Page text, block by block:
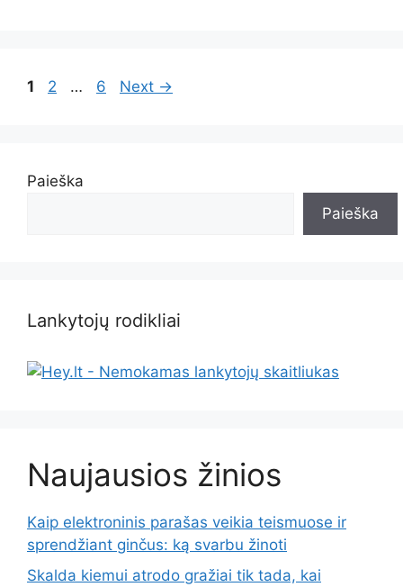
Page
1 Page
2 … Page
6 Next →
Paieška
Paieška
Lankytojų rodikliai
Naujausios žinios
Kaip elektroninis parašas veikia teismuose ir
sprendžiant ginčus: ką svarbu žinoti
Skalda kiemui atrodo gražiai tik tada, kai